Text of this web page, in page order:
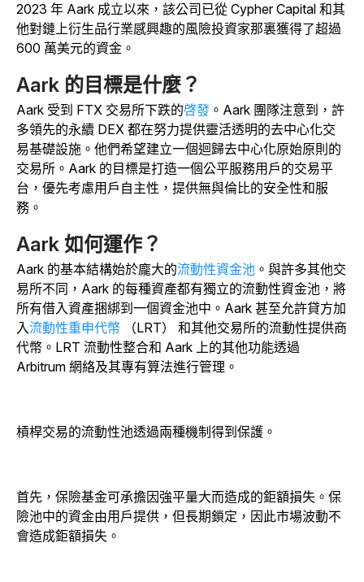
2023 年 Aark 成立以來，該公司已從 Cypher Capital 和其
他對鏈上衍生品行業感興趣的風險投資家那裏獲得了超過
600 萬美元的資金。
Aark 的目標是什麼？
Aark 受到 FTX 交易所下跌的啓發 。Aark 團隊注意到，許
多領先的永續 DEX 都在努力提供靈活透明的去中心化交
易基礎設施。他們希望建立一個迴歸去中心化原始原則的
交易所。Aark 的目標是打造一個公平服務用戶的交易平
台，優先考慮用戶自主性，提供無與倫比的安全性和服
務。
Aark 如何運作？
Aark 的基本結構始於龐大的流動性資金池 。與許多其他交
易所不同，Aark 的每種資產都有獨立的流動性資金池，將
所有借入資產捆綁到一個資金池中。Aark 甚至允許貸方加
入流動性重申代幣
（LRT） 和其他交易所的流動性提供商
代幣。LRT 流動性整合和 Aark 上的其他功能透過
Arbitrum 網絡及其專有算法進行管理。
槓桿交易的流動性池透過兩種機制得到保護。
首先，保險基金可承擔因強平量大而造成的鉅額損失。保
險池中的資金由用戶提供，但長期鎖定，因此市場波動不
會造成鉅額損失。